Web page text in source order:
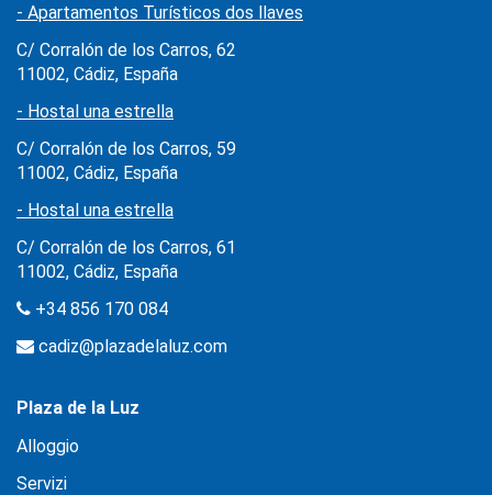
- Apartamentos Turísticos dos llaves
C/ Corralón de los Carros, 62
11002, Cádiz, España
- Hostal una estrella
C/ Corralón de los Carros, 59
11002, Cádiz, España
- Hostal una estrella
C/ Corralón de los Carros, 61
11002, Cádiz, España
+34 856 170 084
cadiz@plazadelaluz.com
Plaza de la Luz
Alloggio
Servizi